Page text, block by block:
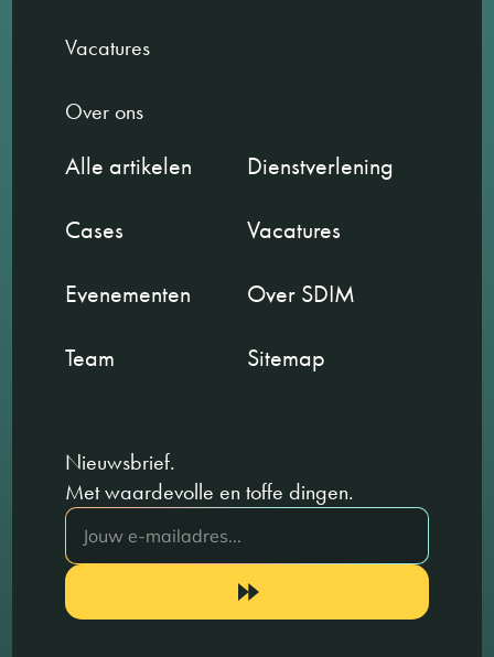
Vacatures
Over ons
Alle artikelen
Dienstverlening
Cases
Vacatures
Evenementen
Over SDIM
Team
Sitemap
Nieuwsbrief.
Met waardevolle en toffe dingen.